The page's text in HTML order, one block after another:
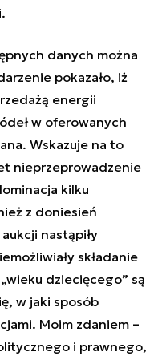
danych można
pokazało, iż
energii
w oferowanych
Wskazuje na to
nieprzeprowadzenie
kilku
z doniesień
nastąpiły
składanie
dziecięcego” są
w jaki sposób
Moim zdaniem –
i prawnego,